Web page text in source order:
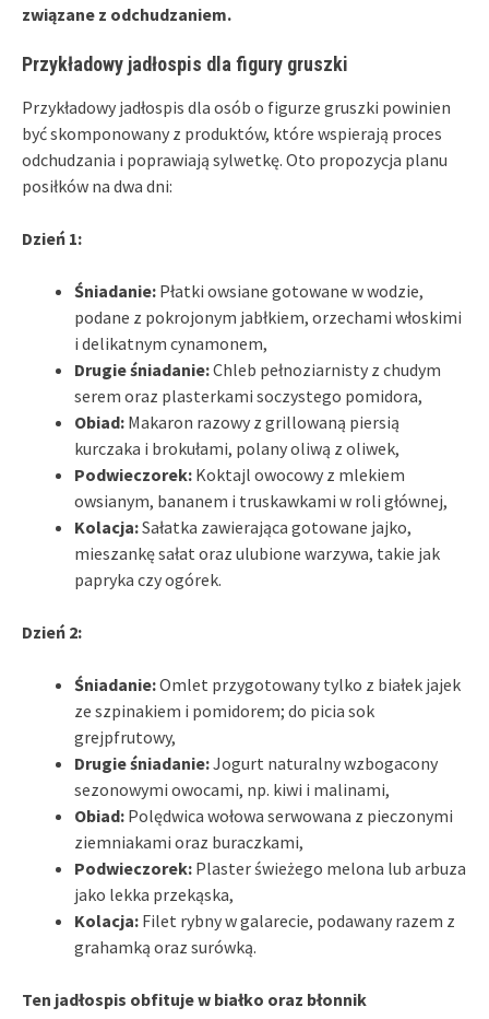
związane z odchudzaniem.
Przykładowy jadłospis dla figury gruszki
Przykładowy jadłospis dla osób o figurze gruszki powinien
być skomponowany z produktów, które wspierają proces
odchudzania i poprawiają sylwetkę. Oto propozycja planu
posiłków na dwa dni:
Dzień 1:
Śniadanie: Płatki owsiane gotowane w wodzie,
podane z pokrojonym jabłkiem, orzechami włoskimi
i delikatnym cynamonem,
Drugie śniadanie:Chleb pełnoziarnisty z chudym
serem oraz plasterkami soczystego pomidora,
Obiad: Makaron razowy z grillowaną piersią
kurczaka i brokułami, polany oliwą z oliwek,
Podwieczorek: Koktajl owocowy z mlekiem
owsianym, bananem i truskawkami w roli głównej,
Kolacja:Sałatka zawierająca gotowane jajko,
mieszankę sałat oraz ulubione warzywa, takie jak
papryka czy ogórek.
Dzień 2:
Śniadanie:Omlet przygotowany tylko z białek jajek
ze szpinakiem i pomidorem; do picia sok
grejpfrutowy,
Drugie śniadanie:Jogurt naturalny wzbogacony
sezonowymi owocami, np. kiwi i malinami,
Obiad: Polędwica wołowa serwowana z pieczonymi
ziemniakami oraz buraczkami,
Podwieczorek: Plaster świeżego melona lub arbuza
jako lekka przekąska,
Kolacja: Filet rybny w galarecie, podawany razem z
grahamką oraz surówką.
Ten jadłospis obfituje w białko oraz błonnik